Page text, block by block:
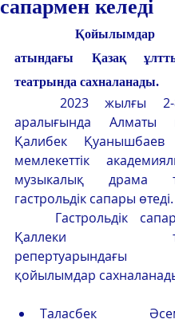
«Республикалық
беру оқу-әдістемелік
ЭКРАН
сапармен келеді
Қойылымдар
атындағы Қазақ
театрында сахналанады.
2023 жылғы
аралығында Алматы
Қалибек Қуанышбаев
мемлекеттік
музыкалық драма
гастрольдік сапары
Қаллеки
қойылымдар